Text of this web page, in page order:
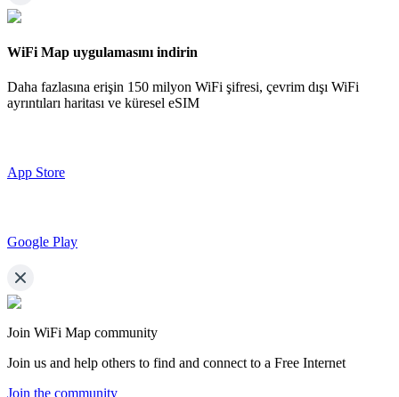
WiFi Map uygulamasını indirin
Daha fazlasına erişin 150 milyon WiFi şifresi, çevrim dışı WiFi
ayrıntıları haritası ve küresel eSIM
App Store
Google Play
Join WiFi Map community
Join us and help others to find and connect to a Free Internet
Join the community